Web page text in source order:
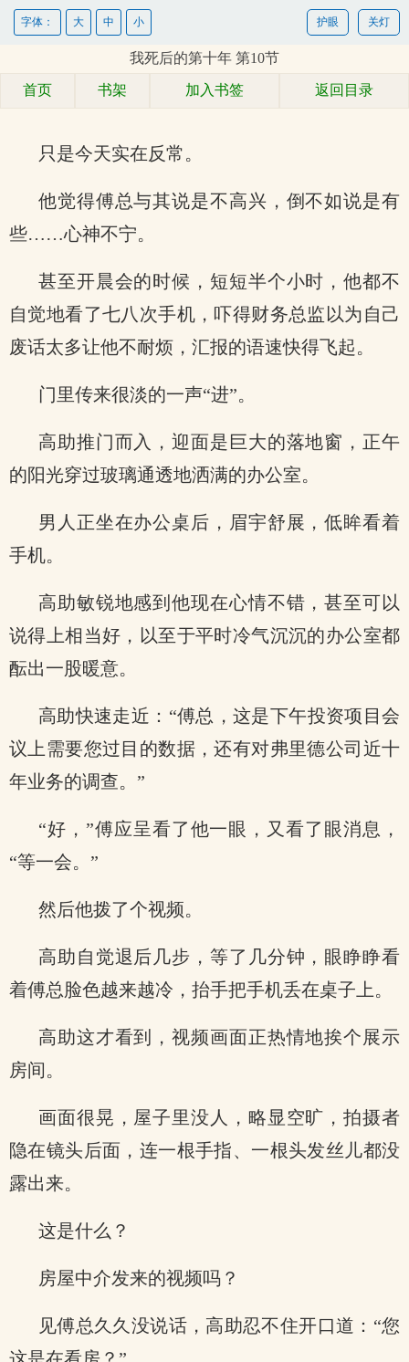
关灯
护眼
字体： 大 中 小
我死后的第十年 第10节
首页 书架 加入书签 返回目录
只是今天实在反常。
他觉得傅总与其说是不高兴，倒不如说是有
些……心神不宁。
甚至开晨会的时候，短短半个小时，他都不
自觉地看了七八次手机，吓得财务总监以为自己
废话太多让他不耐烦，汇报的语速快得飞起。
门里传来很淡的一声“进”。
高助推门而入，迎面是巨大的落地窗，正午
的阳光穿过玻璃通透地洒满的办公室。
男人正坐在办公桌后，眉宇舒展，低眸看着
手机。
高助敏锐地感到他现在心情不错，甚至可以
说得上相当好，以至于平时冷气沉沉的办公室都
酝出一股暖意。
高助快速走近：“傅总，这是下午投资项目会
议上需要您过目的数据，还有对弗里德公司近十
年业务的调查。”
“好，”傅应呈看了他一眼，又看了眼消息，
“等一会。”
然后他拨了个视频。
高助自觉退后几步，等了几分钟，眼睁睁看
着傅总脸色越来越冷，抬手把手机丢在桌子上。
高助这才看到，视频画面正热情地挨个展示
房间。
画面很晃，屋子里没人，略显空旷，拍摄者
隐在镜头后面，连一根手指、一根头发丝儿都没
露出来。
这是什么？
房屋中介发来的视频吗？
见傅总久久没说话，高助忍不住开口道：“您